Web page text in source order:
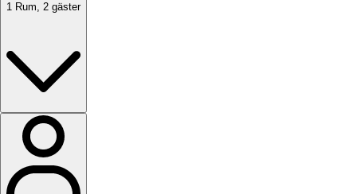
1 Rum, 2 gäster